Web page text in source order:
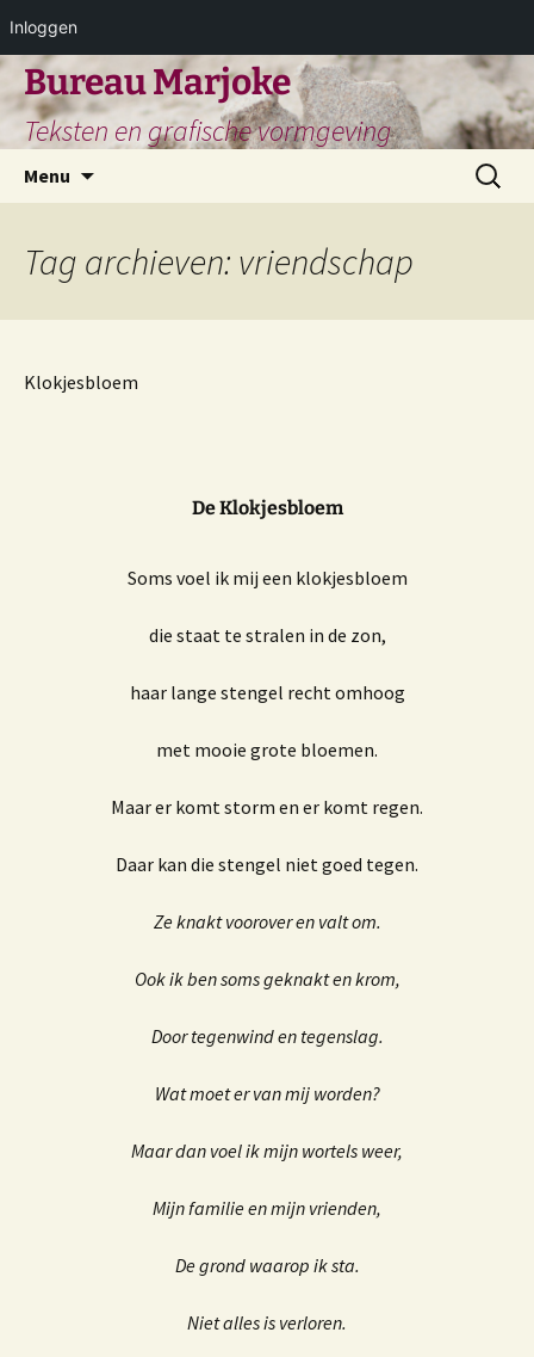
Inloggen
Ga
naar
inhoud
Bureau Marjoke
Teksten en grafische vormgeving
Menu
Zoeken
naar:
Tag archieven: vriendschap
Klokjesbloem
De Klokjesbloem
Soms voel ik mij een klokjesbloem
die staat te stralen in de zon,
haar lange stengel recht omhoog
met mooie grote bloemen.
Maar er komt storm en er komt regen.
Daar kan die stengel niet goed tegen.
Ze knakt voorover en valt om.
Ook ik ben soms geknakt en krom,
Door tegenwind en tegenslag.
Wat moet er van mij worden?
Maar dan voel ik mijn wortels weer,
Mijn familie en mijn vrienden,
De grond waarop ik sta.
Niet alles is verloren.